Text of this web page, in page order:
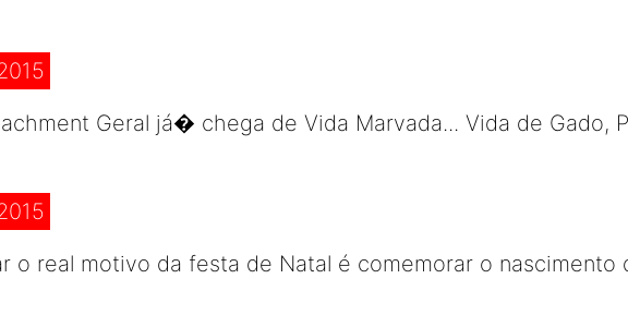
Geral já� chega de Vida Marvada... Vida de Gado,
o real motivo da festa de Natal é comemorar o nascimento